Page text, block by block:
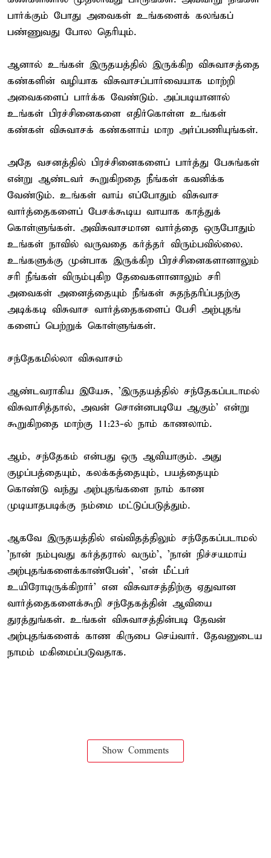
பார்க்கும் போது அவைகள் உங்களைக் கலங்கப்
பண்ணுவது போல தெரியும்.
ஆனால் உங்கள் இருதயத்தில் இருக்கிற விசுவாசத்தை
கண்களின் வழியாக விசுவாசப்பார்வையாக மாற்றி
அவைகளைப் பார்க்க வேண்டும். அப்படியானால்
உங்கள் பிரச்சினைகளை எதிர்கொள்ள உங்கள்
கண்கள் விசுவாசக் கண்களாய் மாற அர்ப்பணியுங்கள்.
அதே வசனத்தில் பிரச்சினைகளைப் பார்த்து பேசுங்கள்
என்று ஆண்டவர் கூறுகிறதை நீங்கள் கவனிக்க
வேண்டும். உங்கள் வாய் எப்போதும் விசுவாச
வார்த்தைகளைப் பேசக்கூடிய வாயாக காத்துக்
கொள்ளுங்கள். அவிசுவாசமான வார்த்தை ஒருபோதும்
உங்கள் நாவில் வருவதை கர்த்தர் விரும்பவில்லை.
உங்களுக்கு முன்பாக இருக்கிற பிரச்சினைகளானாலும்
சரி நீங்கள் விரும்புகிற தேவைகளானாலும் சரி
அவைகள் அனைத்தையும் நீங்கள் சுதந்தரிப்பதற்கு
அடிக்கடி விசுவாச வார்த்தைகளைப் பேசி அற்புதங்
களைப் பெற்றுக் கொள்ளுங்கள்.
சந்தேகமில்லா விசுவாசம்
ஆண்டவராகிய இயேசு, 'இருதயத்தில் சந்தேகப்படாமல்
விசுவாசித்தால், அவன் சொன்னபடியே ஆகும்' என்று
கூறுகிறதை மாற்கு 11:23-ல் நாம் காணலாம்.
ஆம், சந்தேகம் என்பது ஒரு ஆவியாகும். அது
குழப்பத்தையும், கலக்கத்தையும், பயத்தையும்
கொண்டு வந்து அற்புதங்களை நாம் காண
முடியாதபடிக்கு நம்மை மட்டுப்படுத்தும்.
ஆகவே இருதயத்தில் எவ்விதத்திலும் சந்தேகப்படாமல்
'நான் நம்புவது கர்த்தரால் வரும்', 'நான் நிச்சயமாய்
அற்புதங்களைக்காண்பேன்', 'என் மீட்பர்
உயிரோடிருக்கிறார்' என விசுவாசத்திற்கு ஏதுவான
வார்த்தைகளைக்கூறி சந்தேகத்தின் ஆவியை
துரத்துங்கள். உங்கள் விசுவாசத்தின்படி தேவன்
அற்புதங்களைக் காண கிருபை செய்வார். தேவனுடைய
நாமம் மகிமைப்படுவதாக.
Show Comments